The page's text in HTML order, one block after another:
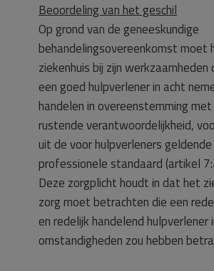
Beoordeling van het geschil
Op grond van de geneeskundige
behandelingsovereenkomst moet
ziekenhuis bij zijn werkzaamheden
een goed hulpverlener in acht
handelen in overeenstemming
rustende verantwoordelijkheid,
uit de voor hulpverleners geldende
professionele standaard (artikel
Deze zorgplicht houdt in dat het
zorg moet betrachten die een
en redelijk handelend hulpverlener
omstandigheden zou hebben